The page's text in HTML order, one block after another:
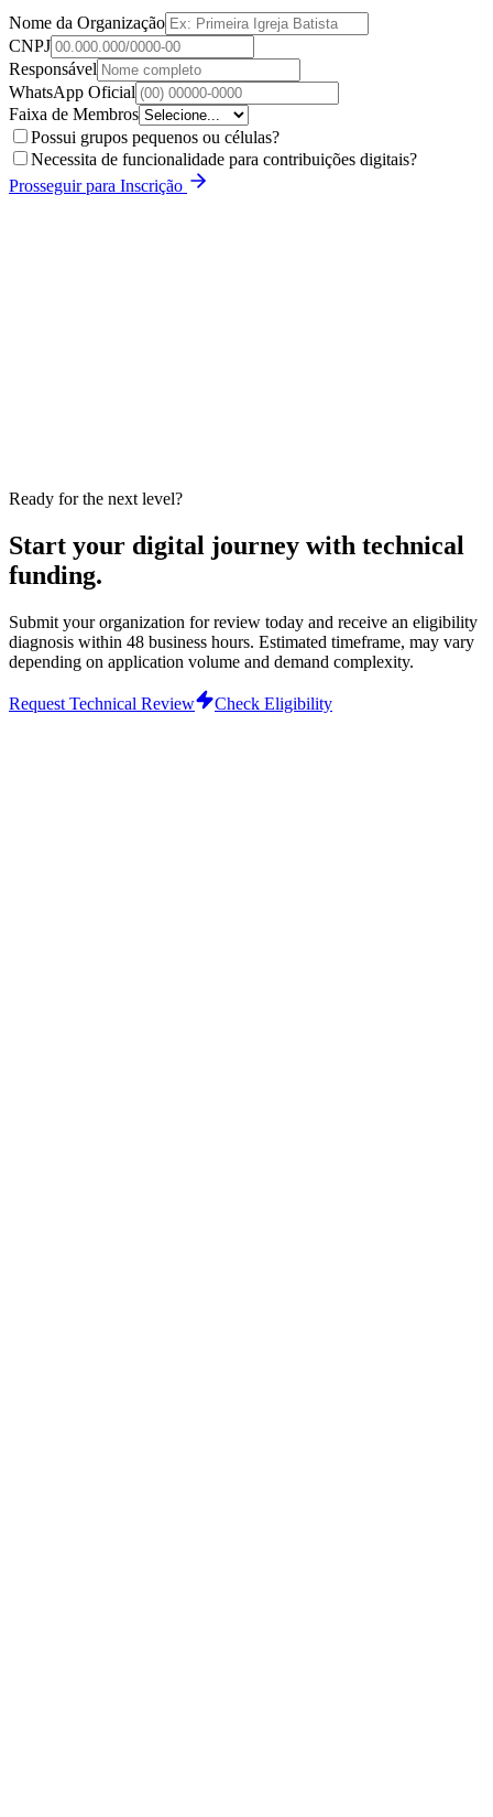
Nome da Organização
CNPJ
Responsável
WhatsApp Oficial
Faixa de Membros
Possui grupos pequenos ou células?
Necessita de funcionalidade para contribuições digitais?
Prosseguir para Inscrição
Ready for the next level?
Start your digital journey with technical
funding.
Submit your organization for review today and receive an eligibility
diagnosis within 48 business hours. Estimated timeframe, may vary
depending on application volume and demand complexity.
Request Technical Review Check Eligibility